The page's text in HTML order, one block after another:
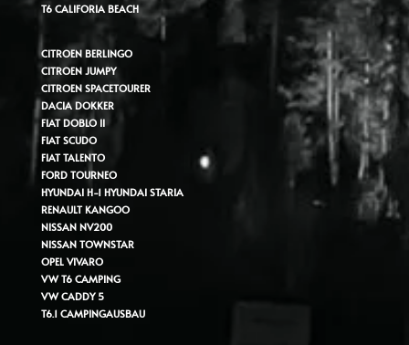
T6 CALIFORIA BEACH
CITROEN BERLINGO
CITROEN JUMPY
CITROEN SPACETOURER
DACIA DOKKER
FIAT DOBLO II
FIAT SCUDO
FIAT TALENTO
FORD TOURNEO
HYUNDAI H-1 HYUNDAI STARIA
RENAULT KANGOO
NISSAN NV200
NISSAN TOWNSTAR
OPEL VIVARO
VW T6 CAMPING
VW CADDY 5
T6.1 CAMPINGAUSBAU